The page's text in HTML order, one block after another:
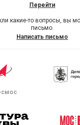
Перейти
какие-то вопросы, вы
письмо.
Написать письмо